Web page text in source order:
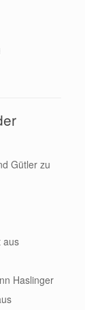
Gütler zu
aus
Haslinger